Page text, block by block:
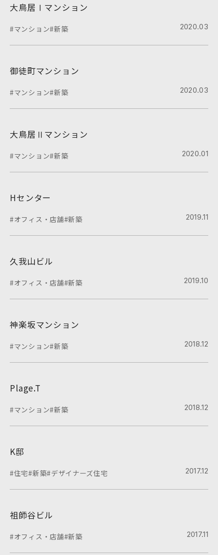
大鳥居Ⅰマンション
#マンション#新築 2020.03
御徒町マンション
#マンション#新築 2020.03
大鳥居Ⅱマンション
#マンション#新築 2020.01
Hセンター
#オフィス・店舗#新築 2019.11
久我山ビル
#オフィス・店舗#新築 2019.10
神楽坂マンション
#マンション#新築 2018.12
Plage.T
#マンション#新築 2018.12
K邸
#住宅#新築#デザイナーズ住宅 2017.12
祖師谷ビル
#オフィス・店舗#新築 2017.11